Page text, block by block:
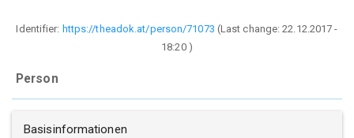
Identifier: https://theadok.at/person/71073 (Last change:22.12.2017 -
18:20)
Person
Basisinformationen